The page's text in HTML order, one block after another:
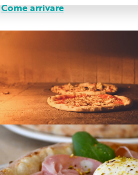
Come arrivare